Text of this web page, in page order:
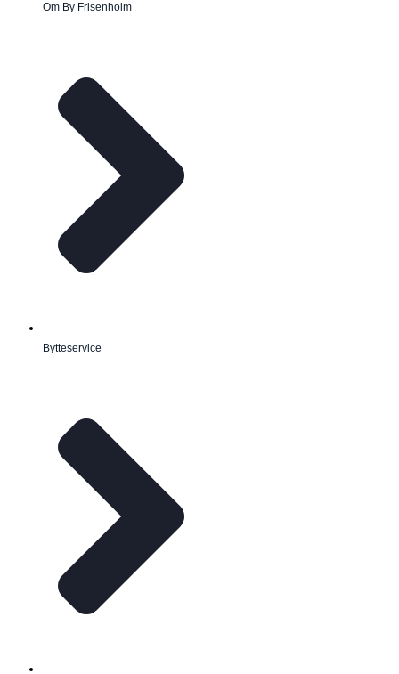
Om By Frisenholm
Bytteservice